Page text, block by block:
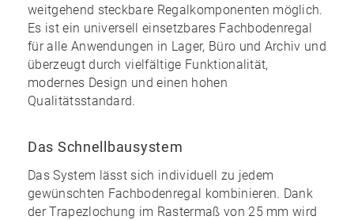
weitgehend steckbare Regalkomponenten möglich.
Es ist ein universell einsetzbares Fachbodenregal
für alle Anwendungen in Lager, Büro und Archiv und
überzeugt durch vielfältige Funktionalität,
modernes Design und einen hohen
Qualitätsstandard.
Das Schnellbausystem
Das System lässt sich individuell zu jedem
gewünschten Fachbodenregal kombinieren. Dank
der Trapezlochung im Rastermaß von 25 mm wird